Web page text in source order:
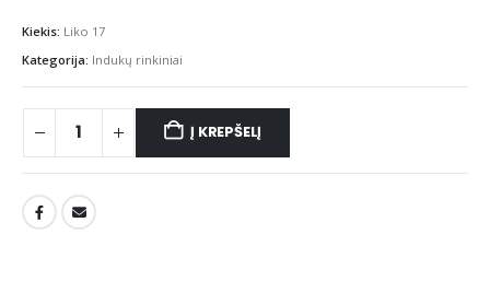
Kiekis: Liko 17
Kategorija: Indukų rinkiniai
Į KREPŠELĮ